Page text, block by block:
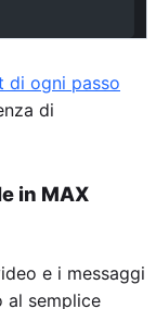
di ogni passo
di
in MAX
e i messaggi
al semplice